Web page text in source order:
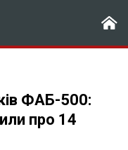
ФАБ-500:
про 14